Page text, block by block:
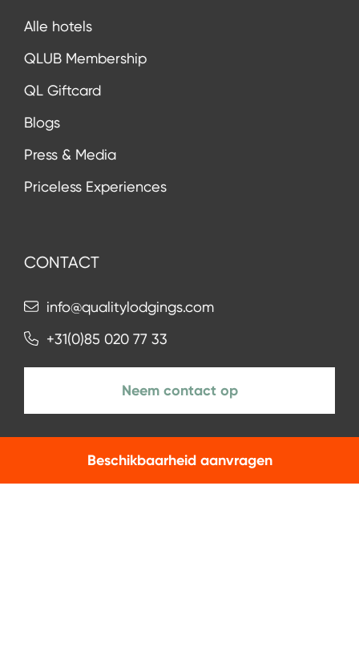
Beschikbaarheid aanvragen
Alle hotels
QLUB Membership
QL Giftcard
Blogs
Press & Media
Priceless Experiences
CONTACT
info@qualitylodgings.com
+31(0)85 020 77 33
Neem contact op